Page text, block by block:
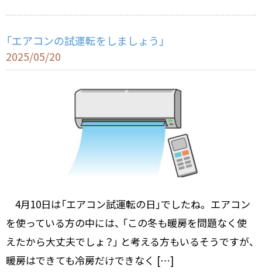
「エアコンの試運転をしましょう」
2025/05/20
4月10日は「エアコン試運転の日」でしたね。 エアコン
を使っている方の中には、 「この冬も暖房を問題なく使
えたから大丈夫でしょ？」 と考える方もいるそうですが、
暖房はできても冷房だけできなく […]